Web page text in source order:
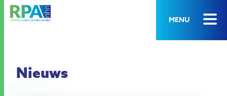
MENU
Nieuws